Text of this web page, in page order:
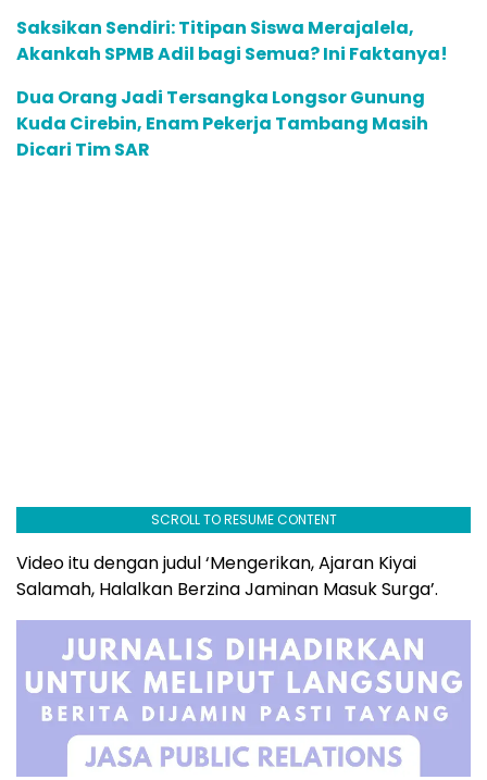
Saksikan Sendiri: Titipan Siswa Merajalela,
Akankah SPMB Adil bagi Semua? Ini Faktanya!
Dua Orang Jadi Tersangka Longsor Gunung
Kuda Cirebin, Enam Pekerja Tambang Masih
Dicari Tim SAR
SCROLL TO RESUME CONTENT
Video itu dengan judul ‘Mengerikan, Ajaran Kiyai
Salamah, Halalkan Berzina Jaminan Masuk Surga’.